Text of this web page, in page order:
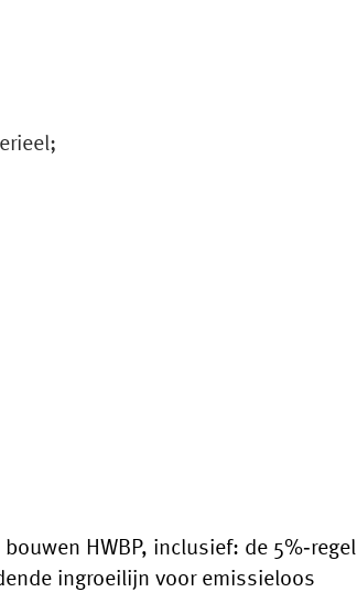
HWBP, inclusief: de 5%‑regel
ingroeilijn voor emissieloos